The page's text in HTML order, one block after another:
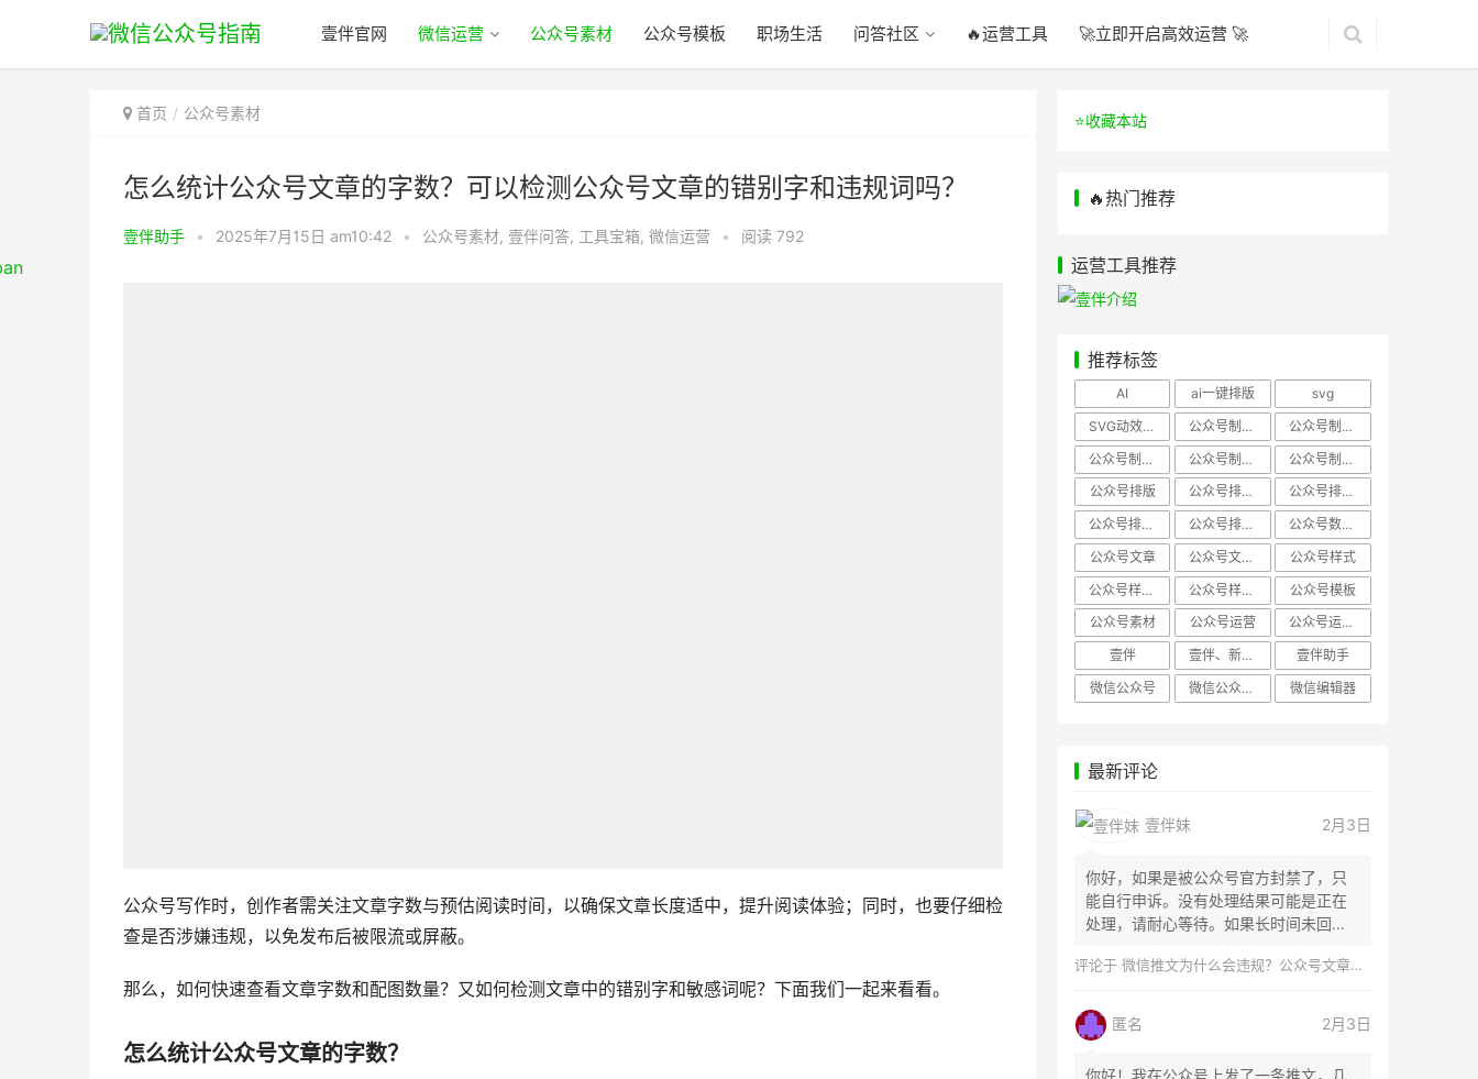
壹伴官网 微信运营 公众号素材 公众号模板 职场生活 问答社区 🔥运营工具 🚀立即开启高效运营 🚀
首页 公众号素材
怎么统计公众号文章的字数？可以检测公众号文章的错别字和违规词吗？
壹伴助手 • 2025年7月15日 am10:42 • 公众号素材, 壹伴问答, 工具宝箱, 微信运营 • 阅读 792
公众号写作时，创作者需关注文章字数与预估阅读时间，以确保文章长度适中，提升阅读体验；同时，也要仔细检
查是否涉嫌违规，以免发布后被限流或屏蔽。
那么，如何快速查看文章字数和配图数量？又如何检测文章中的错别字和敏感词呢？下面我们一起来看看。
怎么统计公众号文章的字数？
⭐️收藏本站
🔥热门推荐
运营工具推荐
推荐标签
AI ai一键排版
svg
SVG动效样式
公众号制作、公众号排版
公众号制作、公众号模板
公众号制作、微信编辑器
公众号制作，公众号排版
公众号制作，公众号排版、微信编辑器
公众号排版
公众号排版，公众号模板
公众号排版，公众号素材
公众号排版，微信编辑器
公众号排版，排版样式
公众号数据分析
公众号文章
公众号文章、公众号运营
公众号样式
公众号样式，微信公众号排版
公众号样式，微信编辑器
公众号模板
公众号素材
公众号运营
公众号运营，公众号编辑器
壹伴
壹伴、新媒体运营
壹伴助手
微信公众号
微信公众号，样式模板、公众号样式 微信编辑器
最新评论
壹伴妹 2月3日
你好，如果是被公众号官方封禁了，只
能自行申诉。没有处理结果可能是正在
处理，请耐心等待。如果长时间未回
评论于 微信推文为什么会违规？公众号文章怎么检测是否违规？
匿名 2月3日
你好！我在公众号上发了一条推文，几